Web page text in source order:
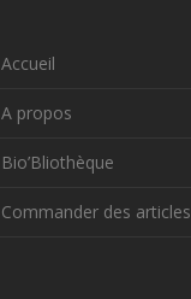
Accueil
A propos
Bio’Bliothèque
Commander des articles